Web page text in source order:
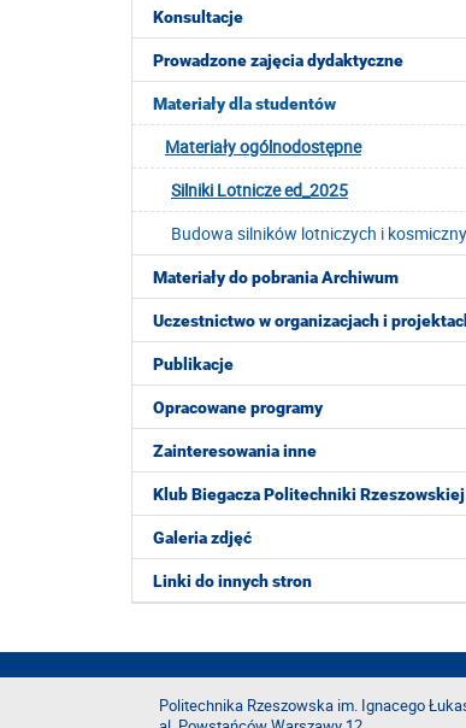
Konsultacje
Prowadzone zajęcia dydaktyczne
Materiały dla studentów
Materiały ogólnodostępne
Silniki Lotnicze ed_2025
Budowa silników lotniczych i
Materiały do pobrania Archiwum
Uczestnictwo w organizacjach i
Publikacje
Opracowane programy
Zainteresowania inne
Klub Biegacza Politechniki Rzeszowskiej
Galeria zdjęć
Linki do innych stron
Politechnika Rzeszowska im. Ignacego